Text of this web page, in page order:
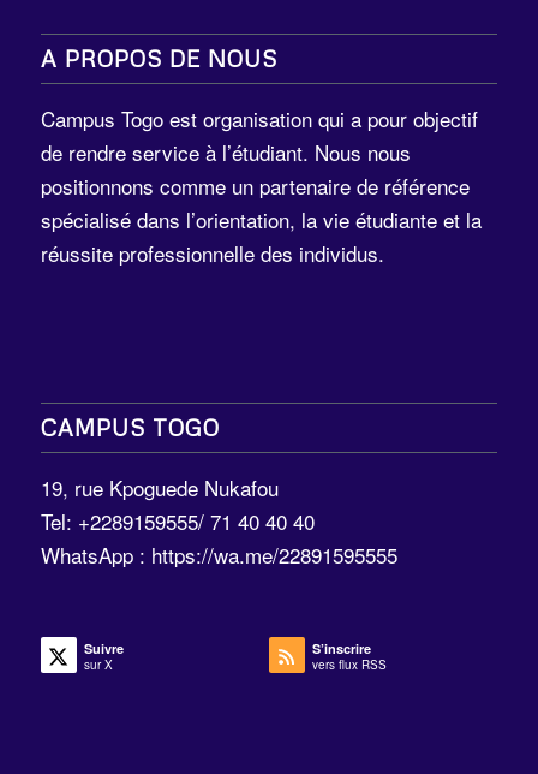
A PROPOS DE NOUS
Campus Togo est organisation qui a pour objectif
de rendre service à l’étudiant. Nous nous
positionnons comme un partenaire de référence
spécialisé dans l’orientation, la vie étudiante et la
réussite professionnelle des individus.
CAMPUS TOGO
19, rue Kpoguede Nukafou
Tel: +2289159555/ 71 40 40 40
WhatsApp : https://wa.me/22891595555
Suivre
sur X
S’inscrire
vers flux RSS